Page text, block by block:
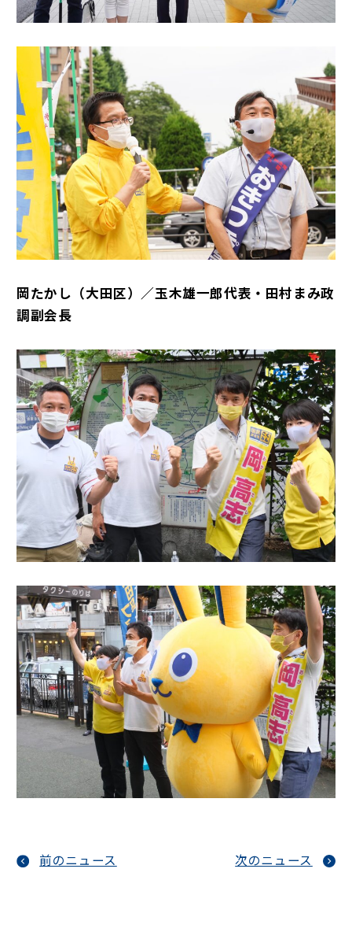
岡たかし（大田区）／玉木雄一郎代表・田村まみ政
調副会長
前のニュース 次のニュース